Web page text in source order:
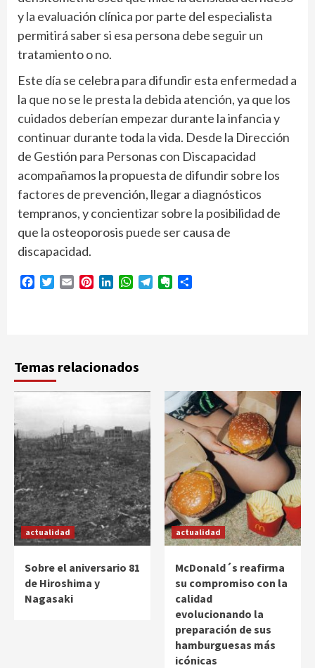
y la evaluación clínica por parte del especialista
permitirá saber si esa persona debe seguir un
tratamiento o no.
Este día se celebra para difundir esta enfermedad a
la que no se le presta la debida atención, ya que los
cuidados deberían empezar durante la infancia y
continuar durante toda la vida. Desde la Dirección
de Gestión para Personas con Discapacidad
acompañamos la propuesta de difundir sobre los
factores de prevención, llegar a diagnósticos
tempranos, y concientizar sobre la posibilidad de
que la osteoporosis puede ser causa de
discapacidad.
Facebook
Twitter
Email PinterestLinkedInWhatsApp
TelegramEvernote
Temas relacionados
actualidad
Sobre el aniversario 81
de Hiroshima y
Nagasaki
actualidad
McDonald´s reafirma
su compromiso con la
calidad
evolucionando la
preparación de sus
hamburguesas más
icónicas